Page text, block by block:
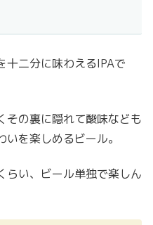
十二分に味わえるIPAで
その裏に隠れて酸味なども
を楽しめるビール。
らい、ビール単独で楽しん